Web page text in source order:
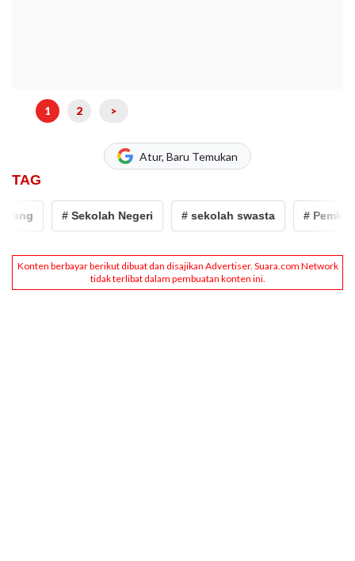
1 2 >
Atur, Baru Temukan
TAG
# Sekolah Negeri # sekolah swasta # Pemkot